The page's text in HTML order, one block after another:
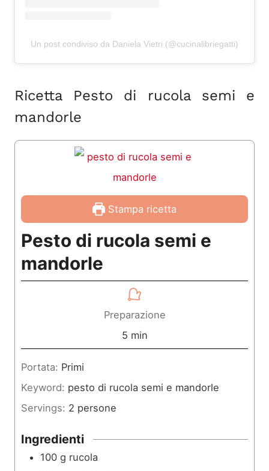
Un post condiviso da Daniela Vietri (@cucinalibriegatti)
Ricetta Pesto di rucola semi e
mandorle
Stampa ricetta
Pesto di rucola semi e
mandorle
Preparazione
5m
i
min
Portata: Primi
Keyword: pesto di rucola semi e mandorle
Servings: 2 persone
Ingredienti
100 g rucola